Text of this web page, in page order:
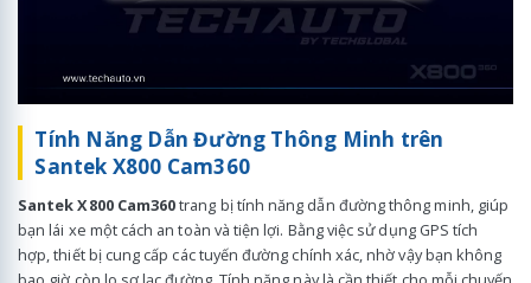
Tính Năng Dẫn Đường Thông Minh trên
Santek X800 Cam360
Santek X800 Cam360trang bị tính năng dẫn đường thông minh, giúp
bạn lái xe một cách an toàn và tiện lợi. Bằng việc sử dụng GPS tích
hợp, thiết bị cung cấp các tuyến đường chính xác, nhờ vậy bạn không